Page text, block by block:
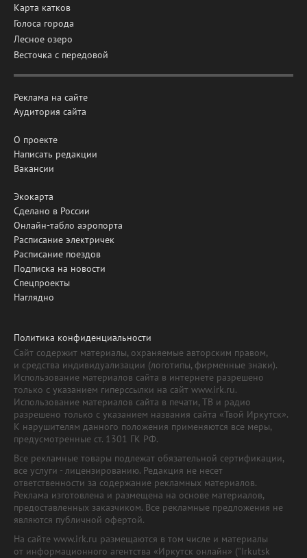
Карта катков
Голоса города
Лесное озеро
Весточка с передовой
Реклама на сайте
Аудитория сайта
О проекте
Написать редакции
Вакансии
Экокарта
Сделано в России
Онлайн-табло аэропорта
Расписание электричек
Расписание поездов
Подписка на новости
Спецпроекты
Наглядно
Политика конфиденциальности
Сайт содержит материалы, охраняемые авторским правом,
и средства индивидуализации (логотипы, фирменные знаки).
Использование материалов сайта в интернете разрешено
только с указанием гиперссылки на сайт www.irk.ru.
Использование материалов сайта в печати, ТВ и радио
разрешено только с указанием названия сайта «Твой Иркутск».
К нарушителям данного положения применяются все меры,
предусмотренные ст. 1301 ГК РФ.
Все рекламные товары подлежат обязательной сертификации,
все услуги - лицензированию. Редакция не несет
ответственности за содержание рекламных материалов.
Реклама изготовлена и размещена на основе материалов,
предоставленных заказчиком. Все рекламные предложения не
являются публичной офертой.
На сайте www.irk.ru размещаются в том числе и материалы
от информационного агентства «Иркутск онлайн» ("Irkutsk